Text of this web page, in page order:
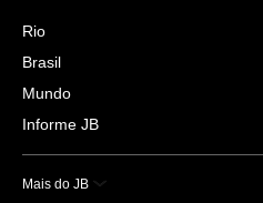
Rio
Brasil
Mundo
Informe JB
Mais do JB